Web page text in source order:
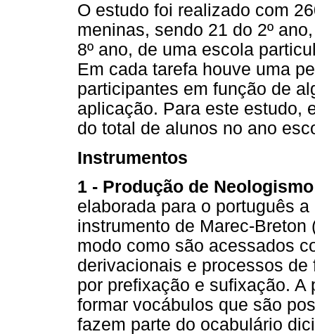
O estudo foi realizado com
meninas, sendo 21 do 2º
8º ano, de uma escola
Em cada tarefa houve uma
participantes em função de
aplicação. Para este estudo,
do total de alunos no ano
Instrumentos
1 - Produção de Neologismo
elaborada para o português
instrumento de Marec-
modo como são acessados
derivacionais e processos
por prefixação e sufixação.
formar vocábulos que são
fazem parte do ocabulário